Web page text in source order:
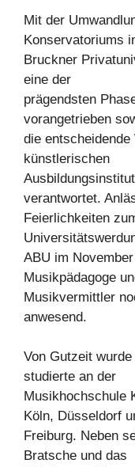
Mit der
Konservatoriums
Bruckner
eine der
prägendsten
vorangetrieben
die
künstlerischen
verantwortet.
Feierlichkeiten
ABU im
Musikpädagoge
Musikvermittler
anwesend.
Von Gutzeit
studierte an der
Musikhochschule
Köln, Düsseldorf
Freiburg. Neben
Bratsche und das